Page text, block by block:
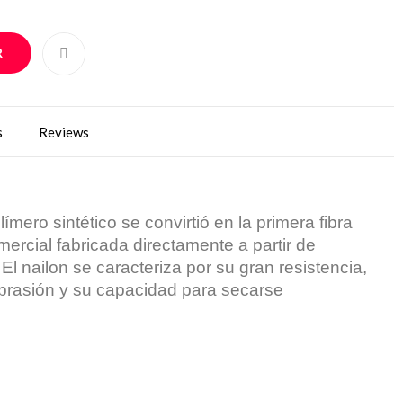
Reviews
sintético se convirtió en la primera fibra
fabricada directamente a partir de
nailon se caracteriza por su gran resistencia,
y su capacidad para secarse